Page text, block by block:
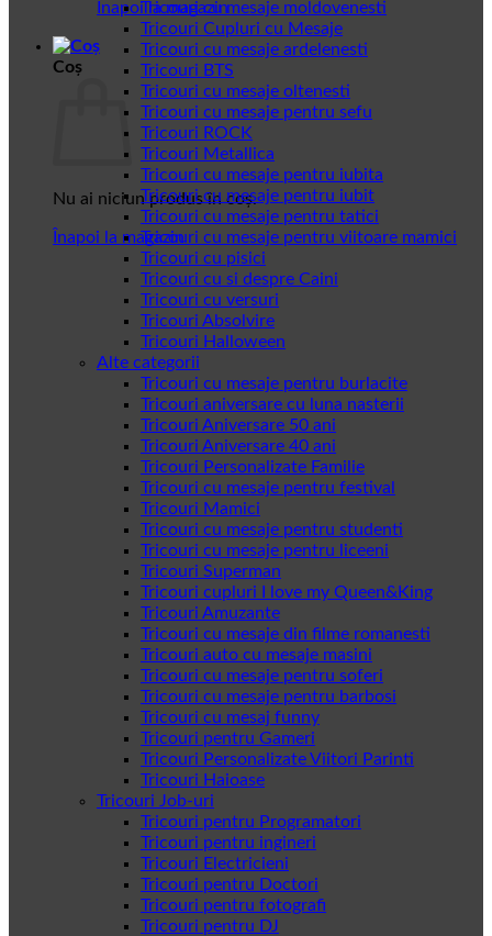
Înapoi la magazin
Coș
Nu ai niciun produs în coș.
Înapoi la magazin
Tricouri cu mesaje moldovenesti
Tricouri Cupluri cu Mesaje
Tricouri cu mesaje ardelenesti
Tricouri BTS
Tricouri cu mesaje oltenesti
Tricouri cu mesaje pentru sefu
Tricouri ROCK
Tricouri Metallica
Tricouri cu mesaje pentru iubita
Tricouri cu mesaje pentru iubit
Tricouri cu mesaje pentru tatici
Tricouri cu mesaje pentru viitoare mamici
Tricouri cu pisici
Tricouri cu si despre Caini
Tricouri cu versuri
Tricouri Absolvire
Tricouri Halloween
Alte categorii
Tricouri cu mesaje pentru burlacite
Tricouri aniversare cu luna nasterii
Tricouri Aniversare 50 ani
Tricouri Aniversare 40 ani
Tricouri Personalizate Familie
Tricouri cu mesaje pentru festival
Tricouri Mamici
Tricouri cu mesaje pentru studenti
Tricouri cu mesaje pentru liceeni
Tricouri Superman
Tricouri cupluri I love my Queen&King
Tricouri Amuzante
Tricouri cu mesaje din filme romanesti
Tricouri auto cu mesaje masini
Tricouri cu mesaje pentru soferi
Tricouri cu mesaje pentru barbosi
Tricouri cu mesaj funny
Tricouri pentru Gameri
Tricouri Personalizate Viitori Parinti
Tricouri Haioase
Tricouri Job-uri
Tricouri pentru Programatori
Tricouri pentru ingineri
Tricouri Electricieni
Tricouri pentru Doctori
Tricouri pentru fotografi
Tricouri pentru DJ